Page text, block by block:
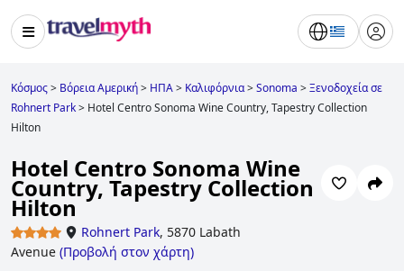
Κόσμος> Βόρεια Αμερική> ΗΠΑ> Καλιφόρνια>Sonoma >Ξενοδοχεία σε
Rohnert Park> Hotel Centro Sonoma Wine Country, Tapestry Collection
Hilton
Hotel Centro Sonoma Wine
Country, Tapestry Collection
Hilton
Rohnert Park, 5870 Labath
Avenue (Προβολή στον χάρτη)